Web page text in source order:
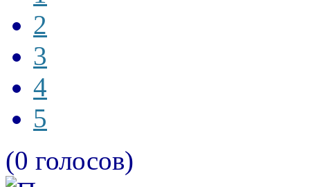
2
3
4
5
(0 голосов)